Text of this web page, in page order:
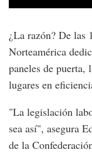
¿La razón? De las
Norteamérica
paneles de
lugares en
"La legislación
sea así", asegura
de la